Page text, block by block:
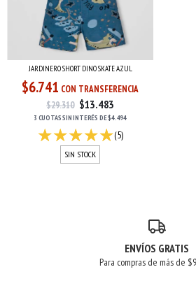
JARDINERO SHORT DINO SKATE AZUL
$6.741 CON TRANSFERENCIA
$29.310 $13.483
3 CUOTASSIN INTERÉS DE$4.494
(5)
SIN STOCK
ENVÍOS GRATIS
Para compras de más de